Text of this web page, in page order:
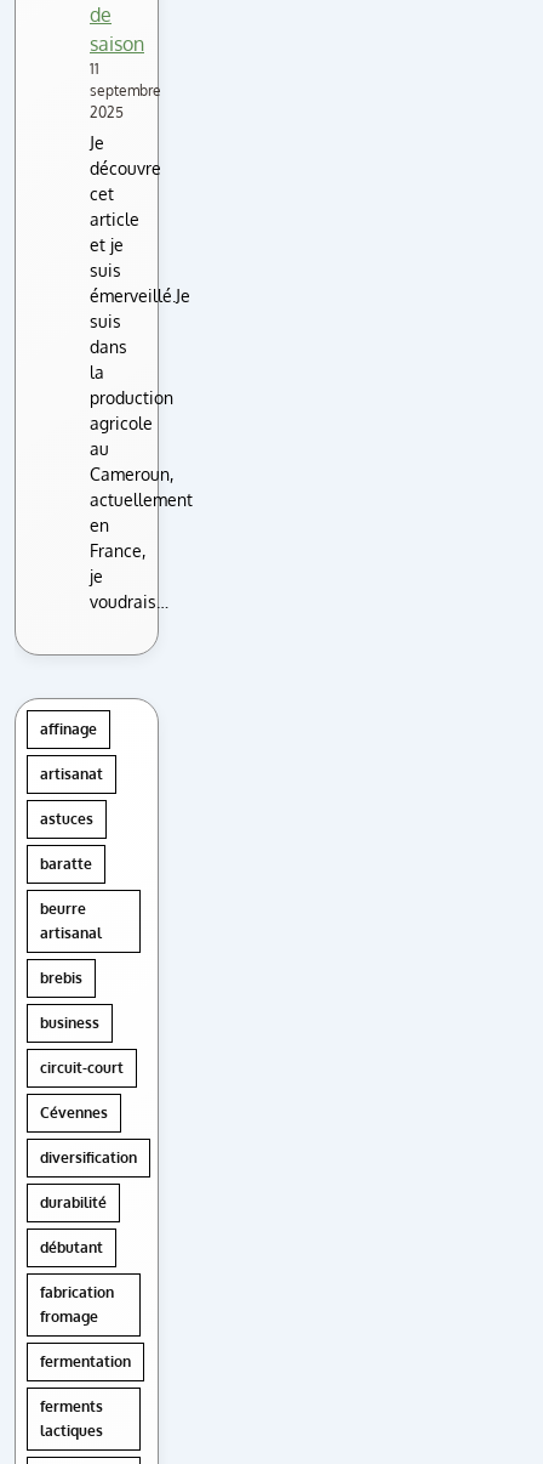
de
saison
11
septembre
2025
Je
découvre
cet
article
et je
suis
émerveillé.Je
suis
dans
la
production
agricole
au
Cameroun,
actuellement
en
France,
je
voudrais…
affinage
artisanat
astuces
baratte
beurre
artisanal
brebis
business
circuit-court
Cévennes
diversification
durabilité
débutant
fabrication
fromage
fermentation
ferments
lactiques